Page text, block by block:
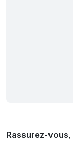
Rassurez-vous,